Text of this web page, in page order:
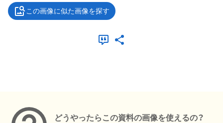
この画像に似た画像を探す
どうやったらこの資料の画像を使えるの？